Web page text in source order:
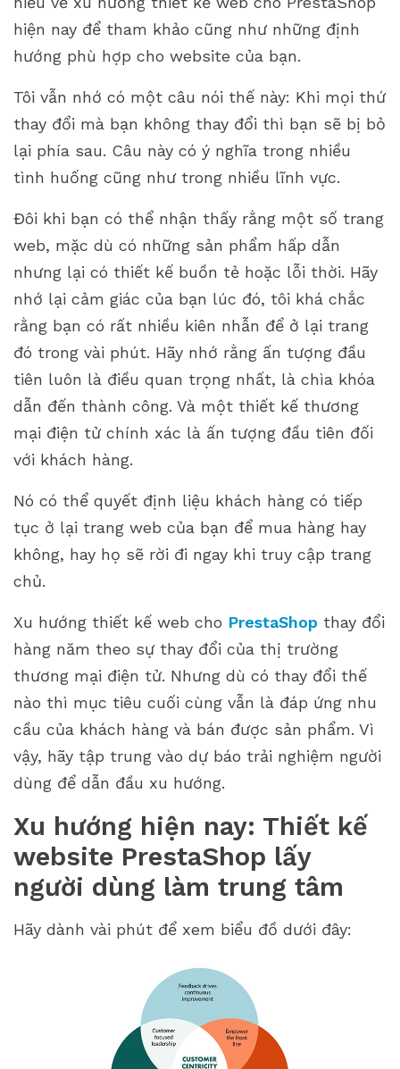
Chatbot linh hoạt và thân thiện với người dùng
hiện nay để tham khảo cũng như những định
hướng phù hợp cho website của bạn.
Tôi vẫn nhớ có một câu nói thế này: Khi mọi thứ
thay đổi mà bạn không thay đổi thì bạn sẽ bị bỏ
lại phía sau. Câu này có ý nghĩa trong nhiều
tình huống cũng như trong nhiều lĩnh vực.
Đôi khi bạn có thể nhận thấy rằng một số trang
web, mặc dù có những sản phẩm hấp dẫn
nhưng lại có thiết kế buồn tẻ hoặc lỗi thời. Hãy
nhớ lại cảm giác của bạn lúc đó, tôi khá chắc
rằng bạn có rất nhiều kiên nhẫn để ở lại trang
đó trong vài phút. Hãy nhớ rằng ấn tượng đầu
tiên luôn là điều quan trọng nhất, là chìa khóa
dẫn đến thành công. Và một thiết kế thương
mại điện tử chính xác là ấn tượng đầu tiên đối
với khách hàng.
Nó có thể quyết định liệu khách hàng có tiếp
tục ở lại trang web của bạn để mua hàng hay
không, hay họ sẽ rời đi ngay khi truy cập trang
chủ.
Xu hướng thiết kế web cho PrestaShop thay đổi
hàng năm theo sự thay đổi của thị trường
thương mại điện tử. Nhưng dù có thay đổi thế
nào thì mục tiêu cuối cùng vẫn là đáp ứng nhu
cầu của khách hàng và bán được sản phẩm. Vì
vậy, hãy tập trung vào dự báo trải nghiệm người
dùng để dẫn đầu xu hướng.
Xu hướng hiện nay: Thiết kế
website PrestaShop lấy
người dùng làm trung tâm
Hãy dành vài phút để xem biểu đồ dưới đây: